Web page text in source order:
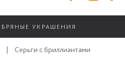
УКРАШЕНИЯ
| Серьги с бриллиантами